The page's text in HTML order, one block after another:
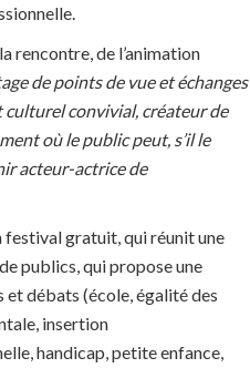
rencontre, de l’animation
de points de vue et échanges
culturel convivial, créateur de
où le public peut, s’il le
acteur-actrice de
festival gratuit, qui réunit une
publics, qui propose une
débats (école, égalité des
insertion
handicap, petite enfance,